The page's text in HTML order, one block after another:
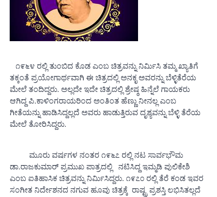
೧೯೬೪ ರಲ್ಲಿ ತುಂಬಿದ ಕೊಡ ಎಂಬ ಚಿತ್ರವನ್ನು ನಿರ್ಮಿಸಿ ತಮ್ಮ ಖ್ಯಾತಿಗೆ
ತಕ್ಕಂತೆ ಪ್ರಯೋಗಾರ್ಥವಾಗಿ ಈ ಚಿತ್ರದಲ್ಲಿ ಅನಕೃ ಅವರನ್ನು ಬೆಳ್ಳಿತೆರೆಯ
ಮೇಲೆ ತಂದಿದ್ದರು. ಅಲ್ಲದೇ ಇದೇ ಚಿತ್ರದಲ್ಲಿ ಶ್ರೇಷ್ಠ ಹಿನ್ನೆಲೆ ಗಾಯಕರು
ಆಗಿದ್ದ ಪಿ.ಕಾಳಿಂಗರಾಯರಿಂದ ಅಂತಿಂತ ಹೆಣ್ಣು ನೀನಲ್ಲ ಎಂಬ
ಗೀತೆಯನ್ನು ಹಾಡಿಸಿದ್ದಲ್ಲದೆ ಅವರು ಹಾಡುತ್ತಿರುವ ದೃಶ್ಯವನ್ನು ಬೆಳ್ಳಿ ತೆರೆಯ
ಮೇಲೆ ತೋರಿಸಿದ್ದರು.
ಮೂರು ವರ್ಷಗಳ ನಂತರ ೧೯೬೭ ರಲ್ಲಿ ನಟ ಸಾರ್ವಭೌಮ
ಡಾ.ರಾಜಕುಮಾರ್ ಪ್ರಮುಖ ಪಾತ್ರದಲ್ಲಿ ನಟಿಸಿದ್ದ ಇಮ್ಮಡಿ ಪುಲಿಕೇಶಿ
ಎಂಬ ಐತಿಹಾಸಿಕ ಚಿತ್ರವನ್ನು ನಿರ್ಮಿಸಿದ್ದರು. ೧೯೭೦ ರಲ್ಲಿ ತೆರೆ ಕಂಡ ಇವರ
ಸಂಗೀತ ನಿರ್ದೇಶನದ ನಗುವ ಹೂವು ಚಿತ್ರಕ್ಕೆ ರಾಷ್ಟ್ರ ಪ್ರಶಸ್ತಿ ಲಭಿಸಿತಲ್ಲದೆ